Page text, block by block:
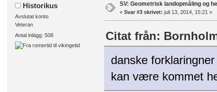
Historikus
Avslutat konto
Veteran
Antal inlägg: 508
SV: Geometrisk landopmåling og
« Svar #3 skrivet: juli 13, 2014, 15:21 »
Citat från:
danske
kan være kommet